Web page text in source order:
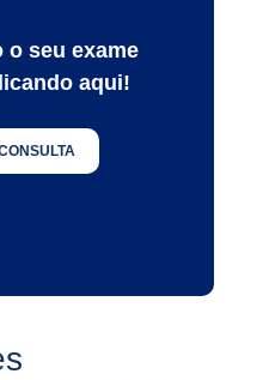
o seu exame
aqui!